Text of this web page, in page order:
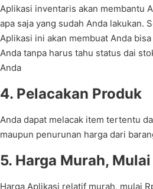
Aplikasi inventaris akan membantu
apa saja yang sudah Anda lakukan.
Aplikasi ini akan membuat Anda
Anda tanpa harus tahu status dai
Anda
4. Pelacakan Produk
Anda dapat melacak item tertentu
maupun penurunan harga dari
5. Harga Murah,
Harga Aplikasi relatif murah, mulai